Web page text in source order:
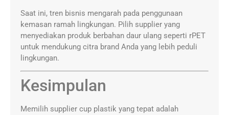
Saat ini, tren bisnis mengarah pada penggunaan
kemasan ramah lingkungan. Pilih supplier yang
menyediakan produk berbahan daur ulang seperti rPET
untuk mendukung citra brand Anda yang lebih peduli
lingkungan.
Kesimpulan
Memilih supplier cup plastik yang tepat adalah